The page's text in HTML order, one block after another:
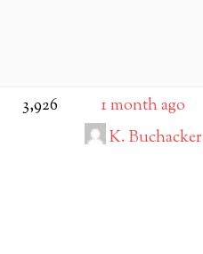
3,926
1 month ago
K. Buchacker